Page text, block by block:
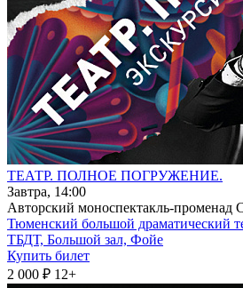
ТЕАТР. ПОЛНОЕ ПОГРУЖЕНИЕ.
Завтра, 14:00
Авторский моноспектакль-променад
Тюменский большой драматический
ТБДТ, Большой зал, Фойе
Купить билет
2 000 ₽ 12+